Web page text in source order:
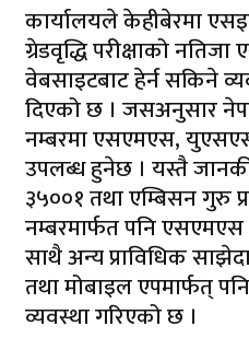
कार्यालयले केहीबेरमा
ग्रेडवृद्धि परीक्षाको
वेबसाइटबाट हेर्न सकिने
दिएको छ । जसअनुसार
नम्बरमा एसएमएस,
उपलब्ध हुनेछ । यस्तै
३५००१ तथा एम्बिसन गुरु
नम्बरमार्फत पनि एसएमएस
साथै अन्य प्राविधिक
तथा मोबाइल एपमार्फत्
व्यवस्था गरिएको छ ।